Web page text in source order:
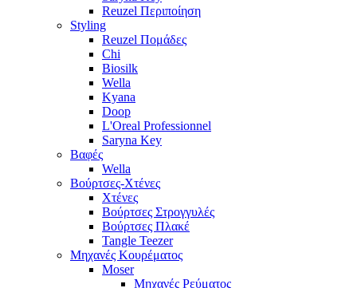
Reuzel Περιποίηση
Styling
Reuzel Πομάδες
Chi
Biosilk
Wella
Kyana
Doop
L'Oreal Professionnel
Saryna Key
Βαφές
Wella
Βούρτσες-Χτένες
Χτένες
Βούρτσες Στρογγυλές
Βούρτσες Πλακέ
Tangle Teezer
Μηχανές Κουρέματος
Moser
Μηχανές Ρεύματος